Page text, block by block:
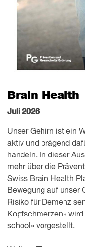
Brain Health
Juli 2026
Unser Gehirn ist ein
aktiv und prägend
handeln. In dieser
mehr über die
Swiss Brain Health
Bewegung auf unser
Risiko für Demenz
Kopfschmerzen»
school» vorgestellt.